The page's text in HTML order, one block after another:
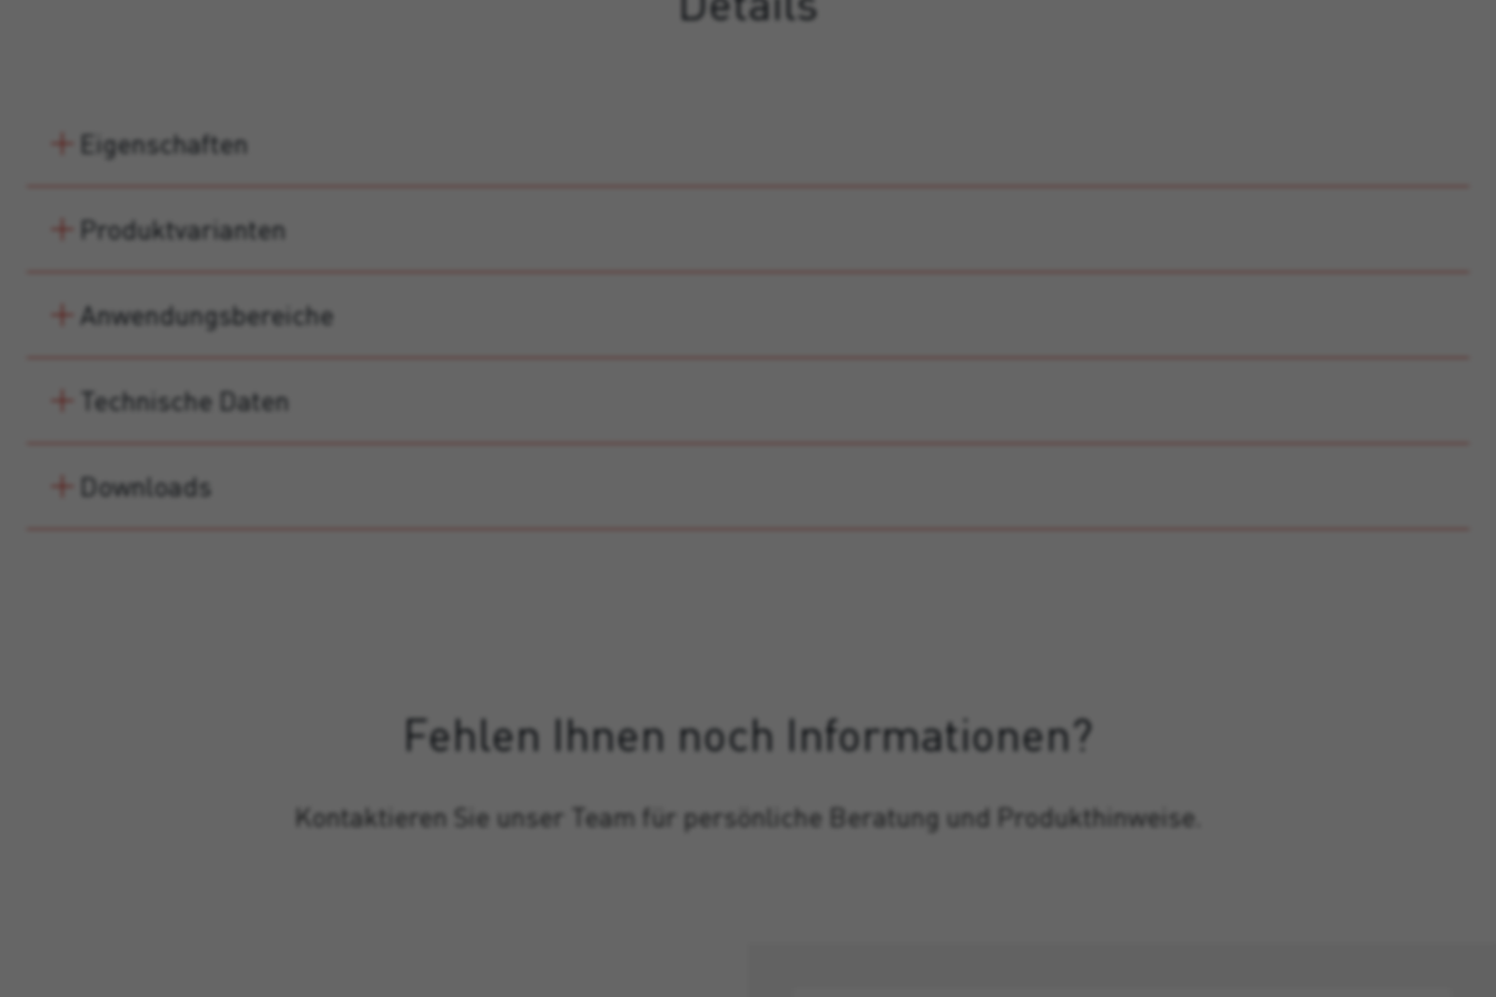
Eigenschaften
Produktvarianten
Anwendungsbereiche
Technische Daten
Downloads
Fehlen Ihnen noch Informationen?
Kontaktieren Sie unser Team für persönliche Beratung und Produkthinweise.